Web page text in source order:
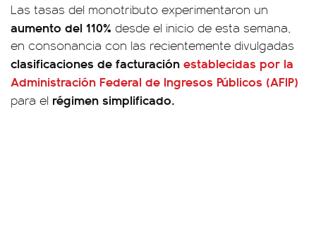
Las tasas del monotributo experimentaron un
aumento del 110% desde el inicio de esta semana,
en consonancia con las recientemente divulgadas
clasificaciones de facturación establecidas por la
Administración Federal de Ingresos Públicos (AFIP)
para el régimen simplificado.